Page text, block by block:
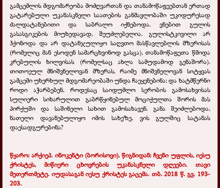
გამცემლის მდგომარეობა მოძღვართან და თანამოწაფეებთან ერთად
გატარებული უკანასკნელი საათების განმავლობაში უკიდურესად
ძალდატანებითი და საბრალო იქნებოდა. ვნებით გულის
გასასგიკების მიუხედავად, შეუძლებელია, გულისტკივილი არ
ჰქონოდა და არ დატანჯულიყო საღვთო მასწავლებლის მზერისას
(რომელიც მან ესოდენ სამარცხვინოდ გასცა), თანამოწაფეთა წმიდა
კრებულის ხილვისას (რომელსაც ახლა სამუდამოდ გენაშორა).
თითოეულ მნიშვნელოვან მზერას, რაიმე მნიშვნელოვან სიტყვას
გამცემი უხერხულ მდგომარეობაში უნდა ჩაეყენებინა; და ხატმწერნი
როდი აჭარბებენ, როდესაც საიდუმლო სერობის გამოსახვისას
სულიერი სიხარულით გაბრწყინებულ მოციქულთა შორის მას
პირქუში და საშინელი სახით გამოსახავენ. განა შეიძლებოდა,
ნათელი დავანებულიყო იმის სახეზე, ვის გულშიც სატანას
დაესადგურებინა?
წყარო: არქიეპ. ინოკენტი (ბორისოვი). წიგნიდან: ჩვენი უფლის, იესუ
ქრისტეს, მიწიერი ცხოვრების უკანასკნელი დღეები. თავი
მეთერთმეტე. იუდასაგან იესუ ქრისტეს გაცემა. თბ. 2018 წ. გვ. 193-
203.